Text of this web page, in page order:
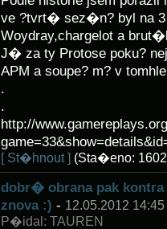
ve ?tvrt� sez�n? byl na
Woydray,chargelot a
J� za ty Protose poku?
APM a soupe? m? v
.
.
http://
[ St�hnout ] (Sta�eno:
dobr� obrana pak
znova :) - 12.05.2012 14:45
P�idal: TAUREN